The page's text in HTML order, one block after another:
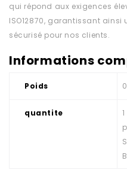
qui répond aux exigences
ISO12870, garantissant
sécurisé pour nos clients.
Informations
Poids
quantite